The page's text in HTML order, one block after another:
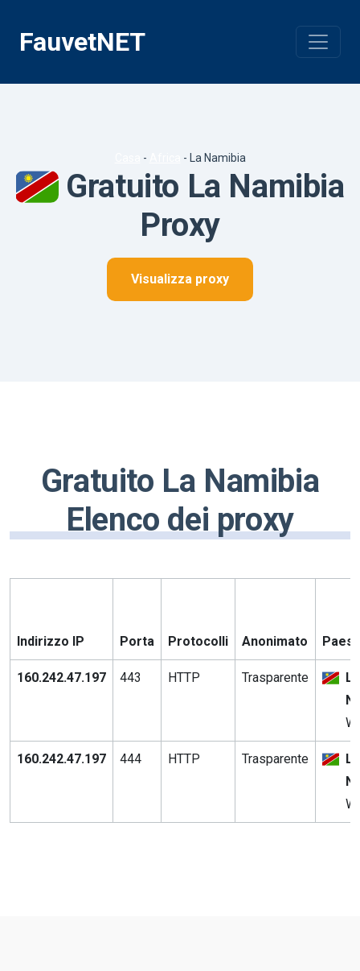
contenuto
FauvetNET
- - La Namibia
Gratuito La Namibia
Proxy
Visualizza proxy
Gratuito La Namibia
Elenco dei proxy
Indirizzo IP Porta Protocolli Anonimato
160.242.47.197 443 HTTP Trasparente
La
160.242.47.197 444 HTTP Trasparente
La